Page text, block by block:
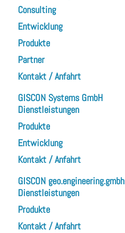
Consulting
Entwicklung
Produkte
Partner
Kontakt / Anfahrt
GISCON Systems GmbH
Dienstleistungen
Produkte
Entwicklung
Kontakt / Anfahrt
GISCON geo.engineering.gmbh
Dienstleistungen
Produkte
Kontakt / Anfahrt